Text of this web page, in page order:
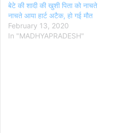
बेटे की शादी की खुशी पिता को नाचते
नाचते आया हार्ट अटैक, हो गई मौत
February 13, 2020
In "MADHYAPRADESH"